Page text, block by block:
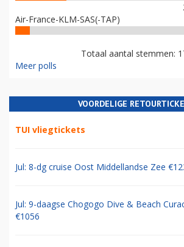
Air-France-KLM-SAS(-TAP)
Totaal aantal stemmen:
Meer polls
VOORDELIGE
TUI vliegtickets
Jul: 8-dg cruise Oost Middellandse Zee
Jul: 9-daagse Chogogo Dive & Beach
€1056